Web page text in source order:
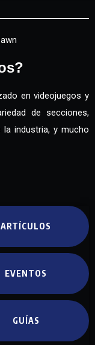
en videojuegos y
de secciones,
industria, y mucho
ARTÍCULOS
EVENTOS
GUÍAS